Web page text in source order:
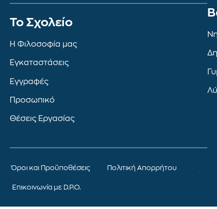
To Σχολείο
Η Φιλοσοφία μας
Εγκαταστάσεις
Εγγραφές
Προσωπικό
Θέσεις Εργασίας
Όροι και Προϋποθέσεις Πολιτική Απορρήτου
Επικοινωνία με D.P.O.